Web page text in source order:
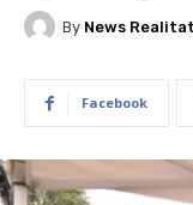
By News
Facebook